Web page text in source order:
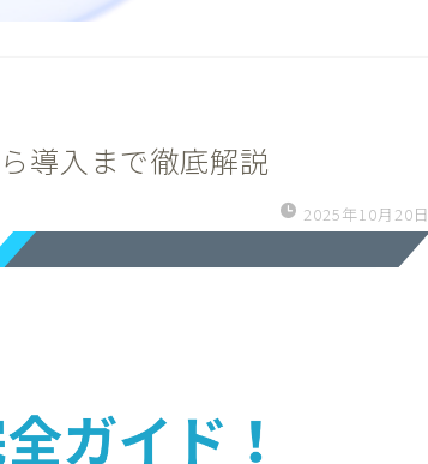
導入まで徹底解説
2025年10月20日